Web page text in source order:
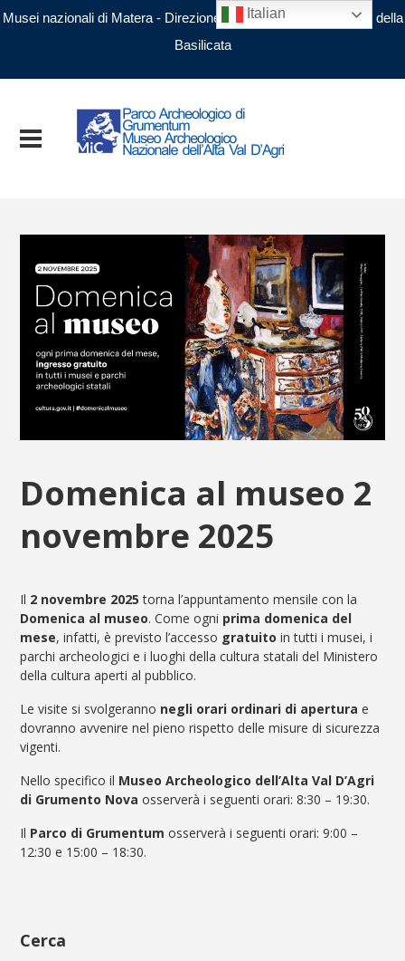
Musei nazionali di Matera - Direzione regionale Musei nazionali della
Basilicata
Domenica al museo 2
novembre 2025
Il 2 novembre 2025 torna l’appuntamento mensile con la
Domenica al museo. Come ogni prima domenica del
mese, infatti, è previsto l’accesso gratuitoin tutti i musei, i
parchi archeologici e i luoghi della cultura statali del Ministero
della cultura aperti al pubblico.
Le visite si svolgeranno negli orari ordinari di apertura e
dovranno avvenire nel pieno rispetto delle misure di sicurezza
vigenti.
Nello specifico il Museo Archeologico dell’Alta Val D’Agri
di Grumento Nova osserverà i seguenti orari: 8:30 – 19:30.
Il Parco di Grumentum osserverà i seguenti orari:9:00 –
12:30 e 15:00 – 18:30.
Cerca
Italian